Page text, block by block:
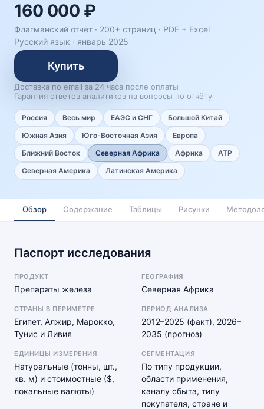
160 000 ₽
Флагманский отчёт · 200+ страниц · PDF + Excel
Русский язык · январь 2025
Купить
Доставка по email за 24 часа после оплаты
Гарантия ответов аналитиков на вопросы по отчёту
Россия Весь мир ЕАЭС и СНГ
Большой Китай
Южная Азия
Юго-Восточная Азия
Европа
Ближний Восток
Северная Африка Африка
АТР
Северная Америка
Латинская Америка
Обзор Содержание Таблицы Рисунки
Паспорт исследования
ПРОДУКТ
Препараты железа
ГЕОГРАФИЯ
Северная Африка
СТРАНЫ В ПЕРИМЕТРЕ
Египет, Алжир, Марокко,
Тунис и Ливия
ПЕРИОД АНАЛИЗА
2012–2025 (факт), 2026–
2035 (прогноз)
ЕДИНИЦЫ ИЗМЕРЕНИЯ
Натуральные (тонны, шт.,
кв. м) и стоимостные ($,
локальные валюты)
СЕГМЕНТАЦИЯ
По типу продукции,
области применения,
каналу сбыта, типу
покупателя, стране и